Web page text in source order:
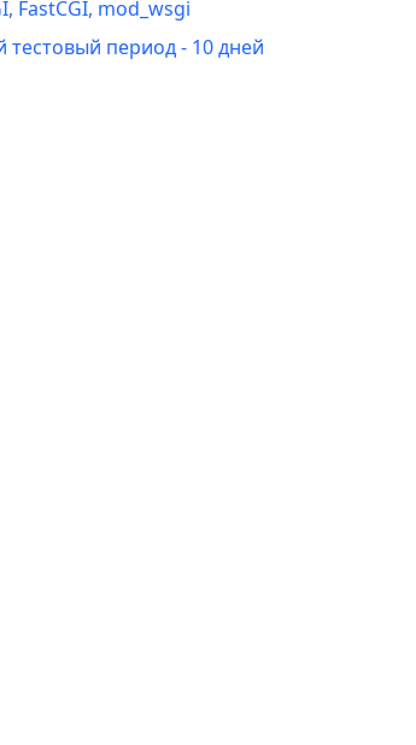
FastCGI, mod_wsgi
тестовый период - 10 дней